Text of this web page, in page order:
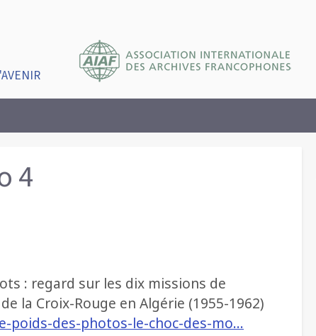
4
: regard sur les dix missions de
la Croix-Rouge en Algérie (1955-1962)
des-photos-le-choc-des-mo…